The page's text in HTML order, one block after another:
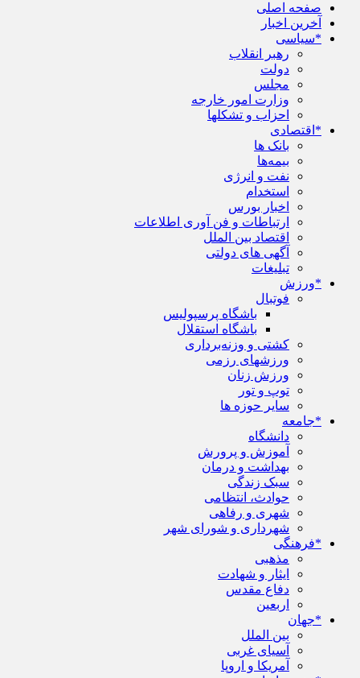
صفحه اصلی
آخرین اخبار
*سیاسی
رهبر انقلاب
دولت
مجلس
وزارت امور خارجه
احزاب و تشکلها
*اقتصادی
بانک ها
بیمه‌ها
نفت و انرژی
استخدام
اخبار بورس
ارتباطات و فن آوری اطلاعات
اقتصاد بین الملل
آگهی های دولتی
تبلیغات
*ورزش
فوتبال
باشگاه پرسپولیس
باشگاه استقلال
کشتی و وزنه‌برداری
ورزشهای رزمی
ورزش زنان
توپ و تور
سایر حوزه ها
*جامعه
دانشگاه
آموزش و پرورش
بهداشت و درمان
سبک زندگی
حوادث، انتظامی
شهری و رفاهی
شهرداری و شورای شهر
*فرهنگی
مذهبی
ایثار و شهادت
دفاع مقدس
اربعین
*جهان
بین الملل
آسیای غربی
آمریکا و اروپا